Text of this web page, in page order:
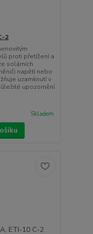
2
proti přetížení a
solárních
napětí nebo
uzamknutí v
upozornění
Skladem